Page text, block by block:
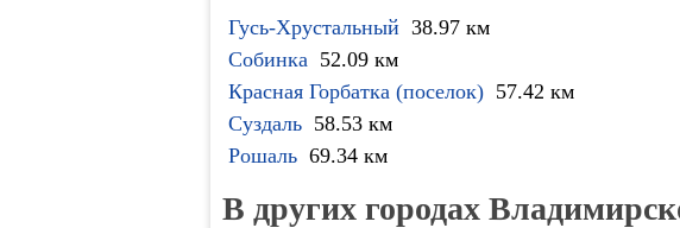
Гусь-Хрустальный 38.97 км
Собинка 52.09 км
Красная Горбатка (поселок) 57.42 км
Суздаль 58.53 км
Рошаль 69.34 км
В других городах